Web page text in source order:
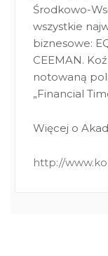
Środkowo-
wszystkie
biznesowe:
CEEMAN.
notowaną
„Financial
Więcej o
http://